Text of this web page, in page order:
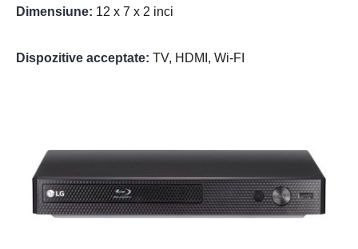
Dimensiune: 12 x 7 x 2 inci
Dispozitive acceptate: TV, HDMI, Wi-FI